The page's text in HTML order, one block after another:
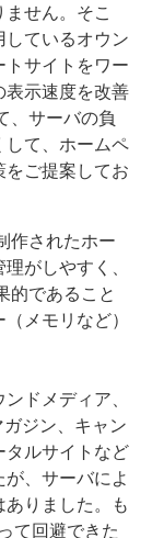
せん。そこ
ているオウン
トサイトをワー
表示速度を改善
、サーバの負
て、ホームペ
ご提案してお
作されたホー
がしやすく、
的であること
メモリなど）
ドメディア、
ジン、キャン
ルサイトなど
、サーバによ
りました。も
て回避できた